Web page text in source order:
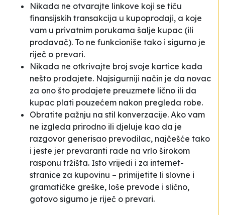
Nikada ne otvarajte linkove koji se tiču
finansijskih transakcija u kupoprodaji, a koje
vam u privatnim porukama šalje kupac (ili
prodavač). To ne funkcioniše tako i sigurno je
riječ o prevari.
Nikada ne otkrivajte broj svoje kartice kada
nešto prodajete. Najsigurniji način je da novac
za ono što prodajete preuzmete lično ili da
kupac plati pouzećem nakon pregleda robe.
Obratite pažnju na stil konverzacije. Ako vam
ne izgleda prirodno ili djeluje kao da je
razgovor generisao prevodilac, najčešće tako
i jeste jer prevaranti rade na vrlo širokom
rasponu tržišta. Isto vrijedi i za internet-
stranice za kupovinu – primijetite li slovne i
gramatičke greške, loše prevode i slično,
gotovo sigurno je riječ o prevari.